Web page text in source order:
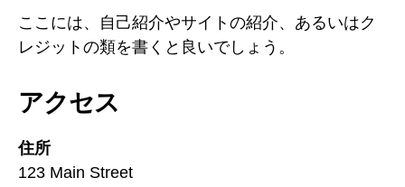
ここには、自己紹介やサイトの紹介、あるいはク
レジットの類を書くと良いでしょう。
アクセス
住所
123 Main Street